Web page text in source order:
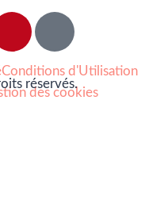
réservés.
Conditions d'Utilisation
des cookies